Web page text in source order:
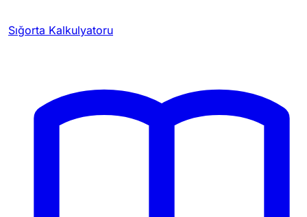
Sığorta Kalkulyatoru